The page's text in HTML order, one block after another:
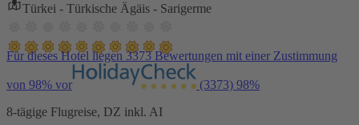
Türkei - Türkische Ägäis - Sarigerme
Für dieses Hotel liegen 3373 Bewertungen mit einer Zustimmung
von 98% vor (3373) 98%
8-tägige Flugreise, DZ inkl. AI